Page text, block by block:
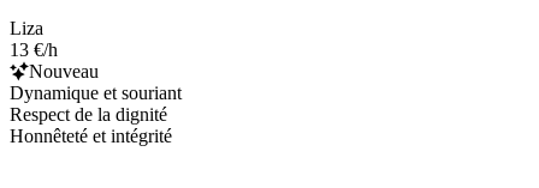
Liza
13 €/h
Nouveau
Dynamique et souriant
Respect de la dignité
Honnêteté et intégrité